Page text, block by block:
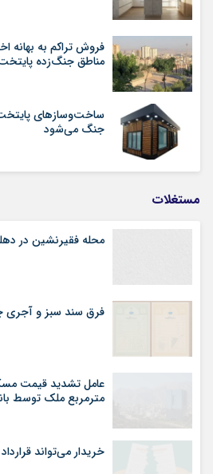
فروش تراکم به بهانه
مناطق جنگ‌زده
ساخت‌وسازهای
جنگ می‌شود
مستغلات
محله فقیرنشین در
فرق سند سبز و
مترمربع ملک توسط
خریدار می‌تواند